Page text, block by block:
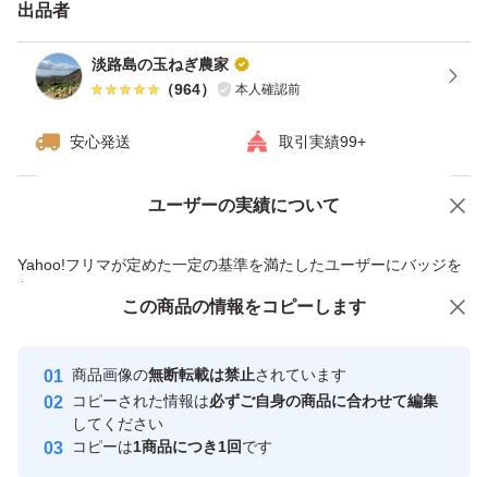
格外等（その時々によって小さいものばかりの時や芯があ
るものばかり等、内容に偏りがあります）
#冬たまねぎ #ご飯に合う #味覚 #天ぷら #すき焼き #オニ
いしい #絶品 #日本一 #農家直送 #兵庫県 #新鮮 #採れたて
#お取り寄せ #鮮度 #料理 #お得 #極早生 #健康 #体に良い
出品者
淡路島の玉ねぎ農家
（964） 本人確認前
安心発送 取引実績99+
ユーザーの実績について
Yahoo!フリマが定めた一定の基準を満たしたユーザーにバッジを
付与しています
安心取引出品者
心・安全なユーザーです
取引実績
価格の相談 商品への質問
この商品の情報をコピーします
商品画像の無断転載は禁止されています
コピーされた情報は必ずご自身の商品に合わせて編集
してください
コピーは1商品につき1回です
この商品をみている人にオススメ